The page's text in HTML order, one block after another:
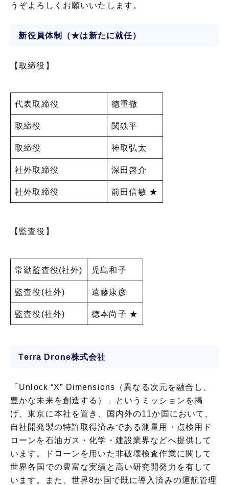
うぞよろしくお願いいたします。
新役員体制（★は新たに就任）
【取締役】
代表取締役 徳重徹
取締役 関鉄平
取締役 神取弘太
社外取締役 深田啓介
社外取締役 前田信敏 ★
【監査役】
常勤監査役(社外) 児島和子
監査役(社外) 遠藤康彦
監査役(社外) 德本尚子 ★
Terra Drone株式会社
「Unlock “X” Dimensions（異なる次元を融合し、
豊かな未来を創造する）」というミッションを掲
げ、東京に本社を置き、国内外の11か国において、
自社開発製の特許取得済みである測量用・点検用ド
ローンを石油ガス・化学・建設業界などへ提供して
います。ドローンを用いた非破壊検査作業に関して
世界各国での豊富な実績と高い研究開発力を有して
います。また、世界8か国で既に導入済みの運航管理